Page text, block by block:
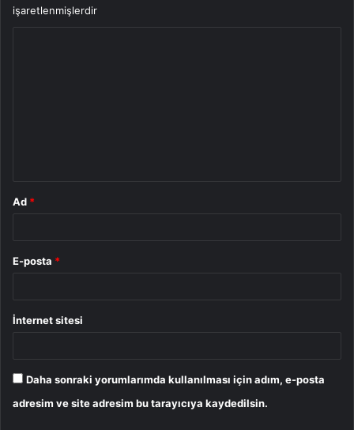
işaretlenmişlerdir
Ad *
E-posta *
İnternet sitesi
Daha sonraki yorumlarımda kullanılması için adım, e-posta
adresim ve site adresim bu tarayıcıya kaydedilsin.